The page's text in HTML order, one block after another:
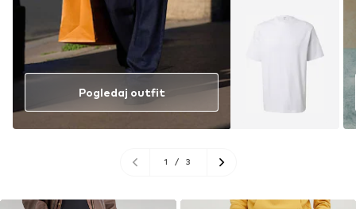
Pogledaj outfit
1 / 3